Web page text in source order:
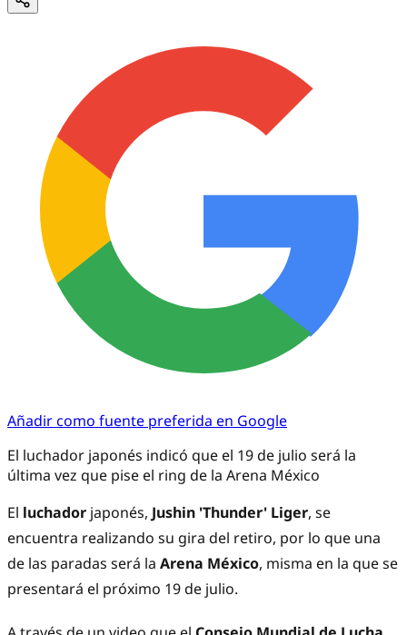
Añadir como fuente preferida en Google
El luchador japonés indicó que el 19 de julio será la
última vez que pise el ring de la Arena México
El luchador japonés, Jushin 'Thunder' Liger, se
encuentra realizando su gira del retiro, por lo que una
de las paradas será la Arena México, misma en la que se
presentará el próximo 19 de julio.